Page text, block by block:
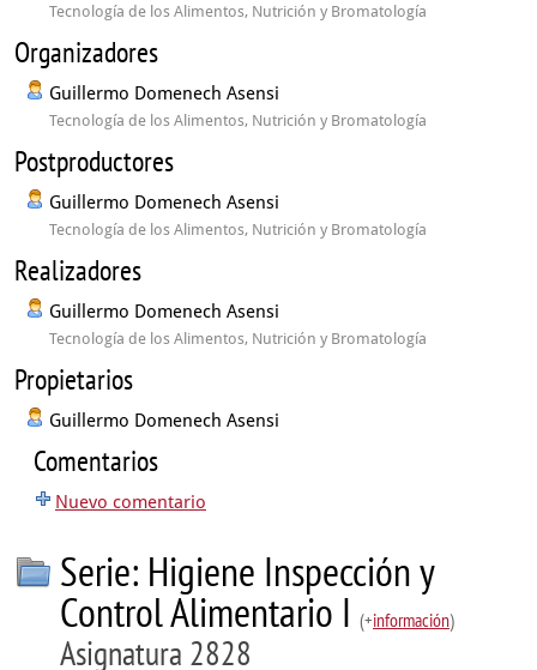
Tecnología de los Alimentos, Nutrición y Bromatología
Organizadores
Guillermo Domenech Asensi
Tecnología de los Alimentos, Nutrición y Bromatología
Postproductores
Guillermo Domenech Asensi
Tecnología de los Alimentos, Nutrición y Bromatología
Realizadores
Guillermo Domenech Asensi
Tecnología de los Alimentos, Nutrición y Bromatología
Propietarios
Guillermo Domenech Asensi
Comentarios
Nuevo comentario
Serie: Higiene Inspección y
Control Alimentario I (+información)
Asignatura 2828